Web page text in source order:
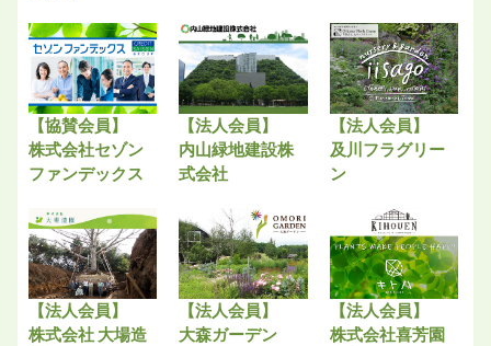
【協賛会員】
株式会社セゾン
ファンデックス
【法人会員】
内山緑地建設株
式会社
【法人会員】
及川フラグリー
ン
【法人会員】
株式会社 大場造
【法人会員】
大森ガーデン
【法人会員】
株式会社喜芳園